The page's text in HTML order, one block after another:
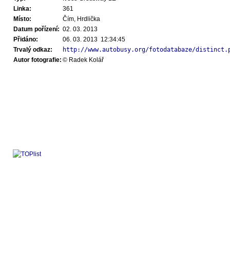
Linka:
361
Místo:
Čím, Hrdlička
Datum pořízení: 02. 03. 2013
Přidáno:
06. 03. 2013 12:34:45
Trvalý odkaz:
http://www.autobusy.org/fotodatabaze/
Autor fotografie: © Radek Kolář